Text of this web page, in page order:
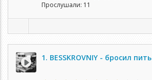
Прослушали: 11
1. BESSKROVNIY - бросил пить